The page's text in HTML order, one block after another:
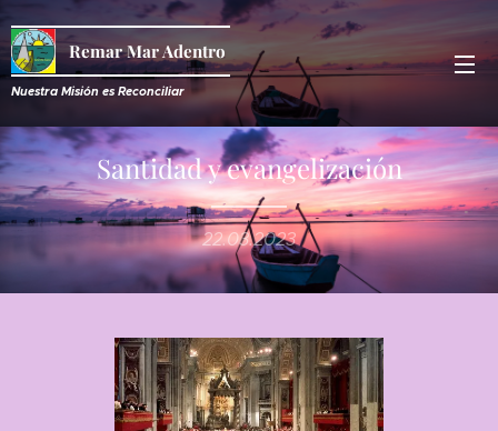
Remar Mar Adentro
Nuestra Misión es Reconciliar
Santidad y evangelización
22.03.2023